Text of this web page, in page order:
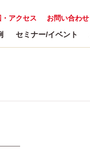
お問い合わせ
アクセス
セミナー/イベント